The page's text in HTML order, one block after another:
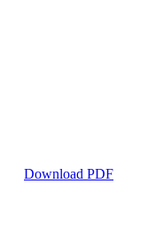
Download PDF